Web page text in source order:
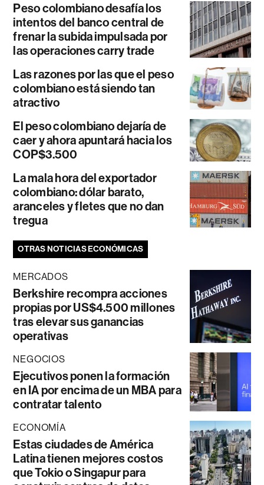
Peso colombiano desafía los
intentos del banco central de
frenar la subida impulsada por
las operaciones carry trade
Las razones por las que el peso
colombiano está siendo tan
atractivo
El peso colombiano dejaría de
caer y ahora apuntará hacia los
COP$3.500
La mala hora del exportador
colombiano: dólar barato,
aranceles y fletes que no dan
tregua
OTRAS NOTICIAS ECONÓMICAS
MERCADOS
Berkshire recompra acciones
propias por US$4.500 millones
tras elevar sus ganancias
operativas
NEGOCIOS
Ejecutivos ponen la formación
en IA por encima de un MBA para
contratar talento
ECONOMÍA
Estas ciudades de América
Latina tienen mejores costos
que Tokio o Singapur para